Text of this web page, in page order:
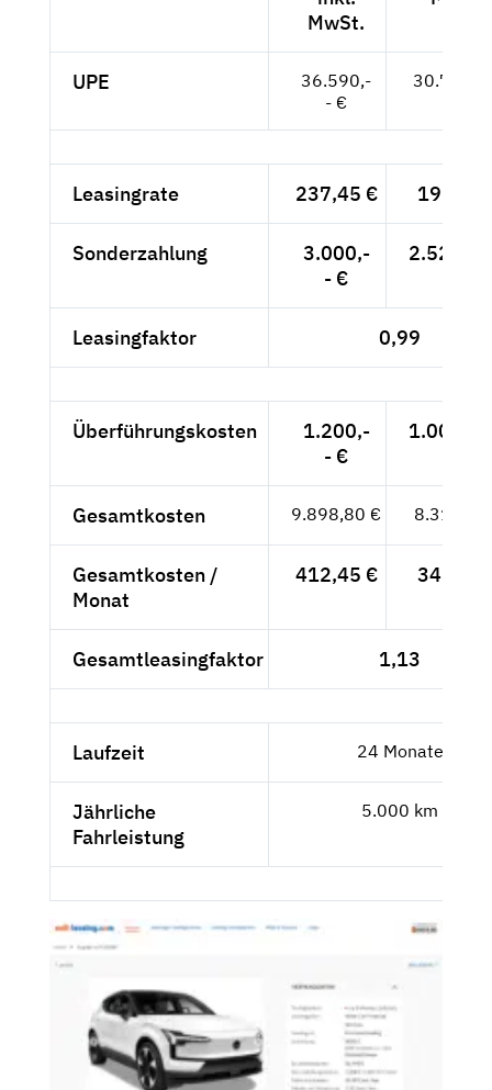
MwSt.
UPE
36.590,-
- €
Leasingrate 237,45 € 199,54
Sonderzahlung
3.000,-
- €
Leasingfaktor 0,99
Überführungskosten
1.200,-
- €
Gesamtkosten 9.898,80 € 8.318,32
Gesamtkosten /
Monat
412,45 € 346,60
Gesamtleasingfaktor 1,13
Laufzeit 24 Monate
Jährliche
Fahrleistung
5.000 km